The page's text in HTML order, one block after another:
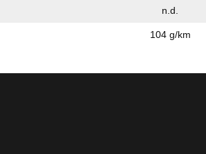
n.d.
104 g/km